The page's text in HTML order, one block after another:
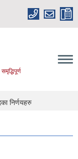
निर्णयहरु